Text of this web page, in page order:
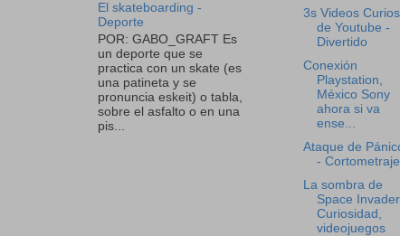
El skateboarding -
Deporte
POR: GABO_GRAFT Es
un deporte que se
practica con un skate (es
una patineta y se
pronuncia eskeit) o tabla,
sobre el asfalto o en una
pis...
3s Videos
de Youtube -
Divertido
Conexión
Playstation,
México Sony
ahora si va
ense...
Ataque de
- Cortometraje
La sombra de
Space
Curiosidad,
videojuegos